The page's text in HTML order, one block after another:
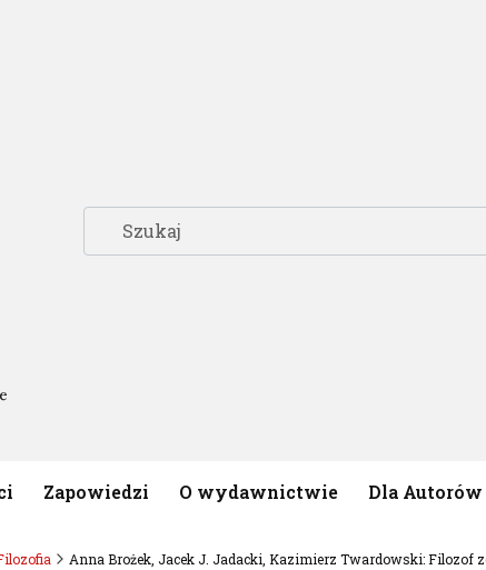
Zapowiedzi O wydawnictwie Dla Autorów
Anna Brożek, Jacek J. Jadacki, Kazimierz Twardowski: Filozof